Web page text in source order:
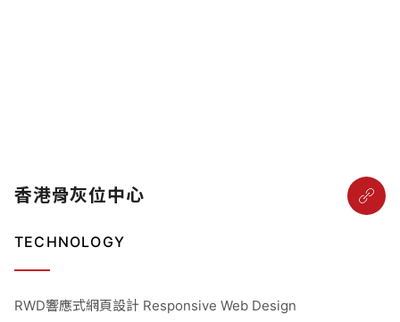
香港骨灰位中心
TECHNOLOGY
RWD響應式網頁設計 Responsive Web Design